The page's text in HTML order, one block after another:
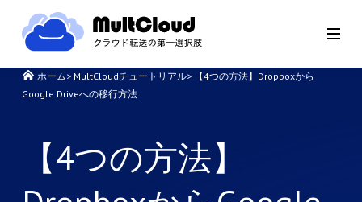
ホーム> MultCloudチュートリアル>
【4つの方法】Dropboxから
Google Driveへの移行方法
【4つの方法】